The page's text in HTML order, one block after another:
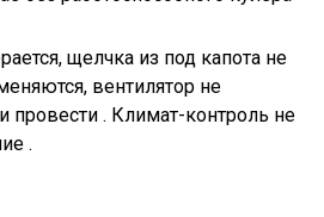
щелчка из под капота не
вентилятор не
провести . Климат-контроль не
.